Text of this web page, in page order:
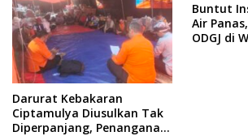
Darurat Kebakaran
Ciptamulya Diusulkan Tak
Diperpanjang, Penanganan
Buntut
Air
ODGJ di